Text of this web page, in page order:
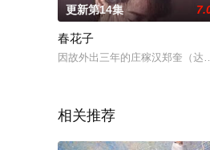
更新第14集
春花子
因故外出三年的庄稼汉郑奎（达
相关推荐